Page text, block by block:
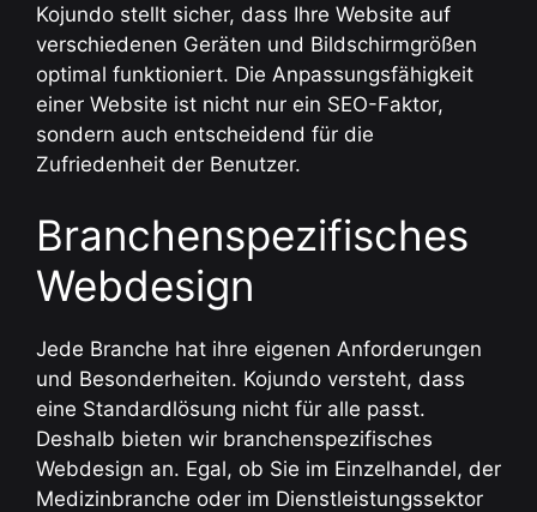
Kojundo stellt sicher, dass Ihre Website auf
verschiedenen Geräten und Bildschirmgrößen
optimal funktioniert. Die Anpassungsfähigkeit
einer Website ist nicht nur ein SEO-Faktor,
sondern auch entscheidend für die
Zufriedenheit der Benutzer.
Branchenspezifisches
Webdesign
Jede Branche hat ihre eigenen Anforderungen
und Besonderheiten. Kojundo versteht, dass
eine Standardlösung nicht für alle passt.
Deshalb bieten wir branchenspezifisches
Webdesign an. Egal, ob Sie im Einzelhandel, der
Medizinbranche oder im Dienstleistungssektor